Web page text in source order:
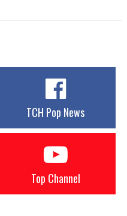
TCH Pop News
Top Channel